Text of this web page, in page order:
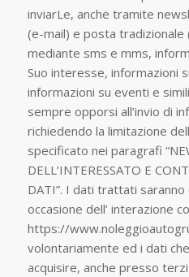
inviarLe, anche tramite
(e-mail) e posta
mediante sms e mms,
Suo interesse, informazioni
informazioni su eventi e
sempre opporsi all’invio di
richiedendo la limitazione
specificato nei paragrafi
DELL’INTERESSATO E
DATI”. I dati trattati saranno
occasione dell’ interazione
https://
volontariamente ed i dati
acquisire, anche presso